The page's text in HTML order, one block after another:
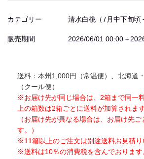
カテゴリー 清水白桃（7月中下旬頃
販売期間 2026/06/01 00:00～
送料：本州 1,000円（常温便）、北海道
（クール便）
※お届け先が同じ場合は、 2箱まで同一
上の箱数は2箱ごとに送料が加算されます
（お届け先が異なる場合は、お届け先
す。）
※11箱以上のご注文は別途送料お見積り
※送料は10％の消費税を含んでおります